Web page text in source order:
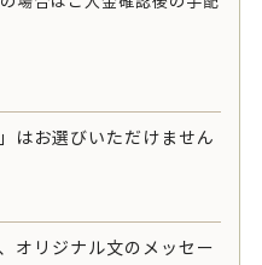
はお選びいただけません
オリジナル文のメッセー